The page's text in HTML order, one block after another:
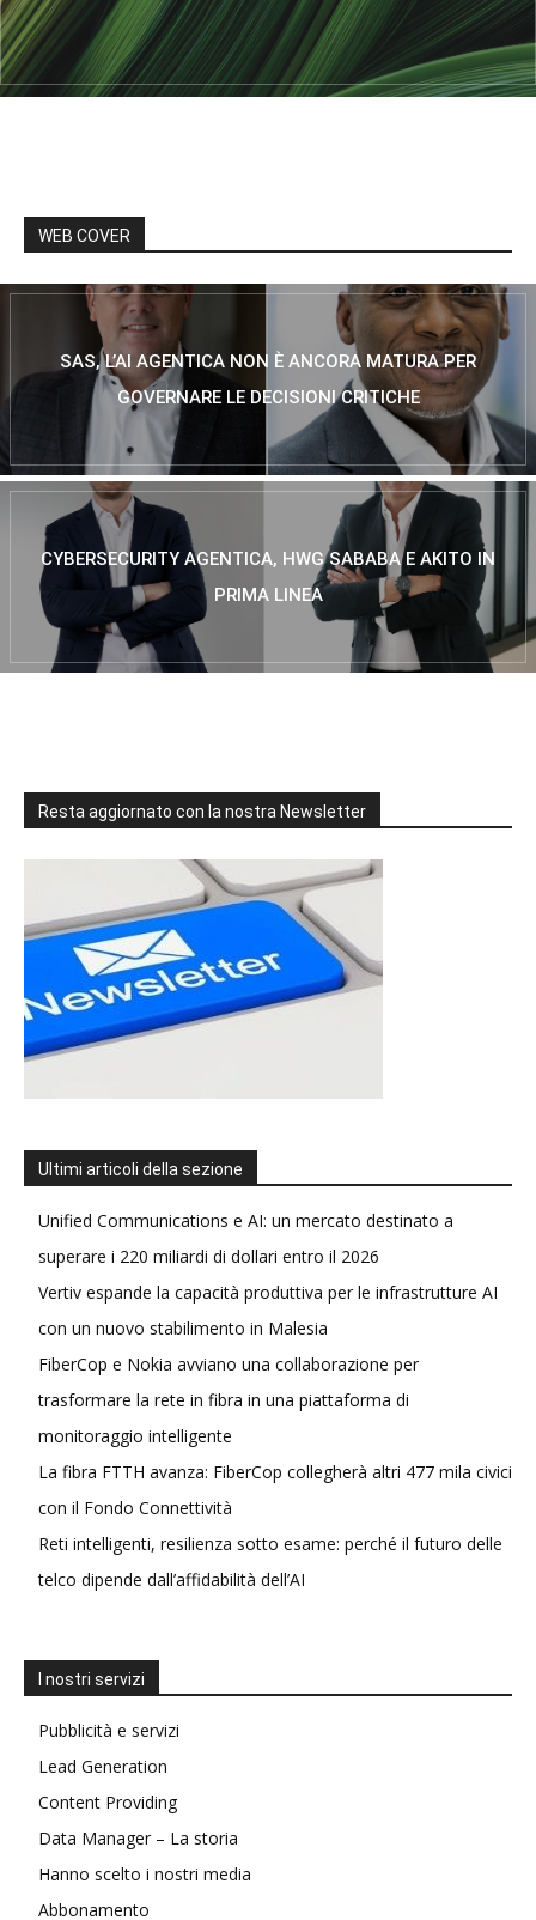
WEB COVER
SAS, L’AI AGENTICA NON È ANCORA MATURA PER
GOVERNARE LE DECISIONI CRITICHE
CYBERSECURITY AGENTICA, HWG SABABA E AKITO IN
PRIMA LINEA
Resta aggiornato con la nostra Newsletter
Ultimi articoli della sezione
Unified Communications e AI: un mercato destinato a
superare i 220 miliardi di dollari entro il 2026
Vertiv espande la capacità produttiva per le infrastrutture AI
con un nuovo stabilimento in Malesia
FiberCop e Nokia avviano una collaborazione per
trasformare la rete in fibra in una piattaforma di
monitoraggio intelligente
La fibra FTTH avanza: FiberCop collegherà altri 477 mila civici
con il Fondo Connettività
Reti intelligenti, resilienza sotto esame: perché il futuro delle
telco dipende dall’affidabilità dell’AI
I nostri servizi
Pubblicità e servizi
Lead Generation
Content Providing
Data Manager – La storia
Hanno scelto i nostri media
Abbonamento